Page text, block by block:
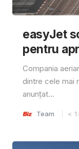
easyJet
pentru
Compania
dintre cele mai
anunțat...
Team < 1